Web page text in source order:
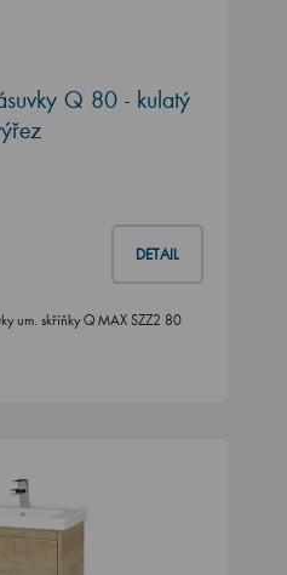
Q 80 - kulatý
DETAIL
um. skříňky Q MAX SZZ2 80